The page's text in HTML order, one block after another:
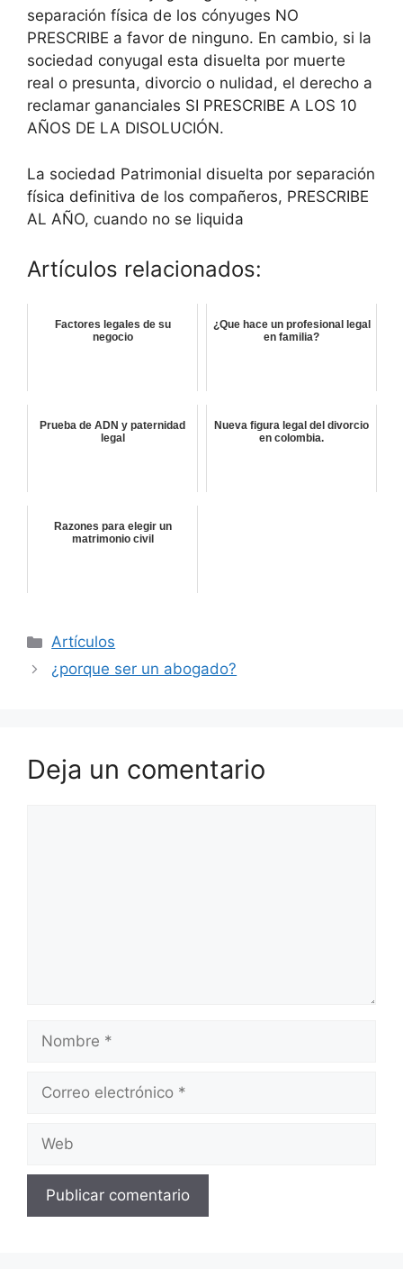
separación física de los cónyuges NO
PRESCRIBE a favor de ninguno. En cambio, si la
sociedad conyugal esta disuelta por muerte
real o presunta, divorcio o nulidad, el derecho a
reclamar gananciales SI PRESCRIBE A LOS 10
AÑOS DE LA DISOLUCIÓN.
La sociedad Patrimonial disuelta por separación
física definitiva de los compañeros, PRESCRIBE
AL AÑO, cuando no se liquida
Artículos relacionados:
Factores legales de su
negocio
¿Que hace un profesional legal
en familia?
Prueba de ADN y paternidad
legal
Nueva figura legal del divorcio
en colombia.
Razones para elegir un
matrimonio civil
Categorías
Artículos
¿porque ser un abogado?
Deja un comentario
Nombre
Correo
Web